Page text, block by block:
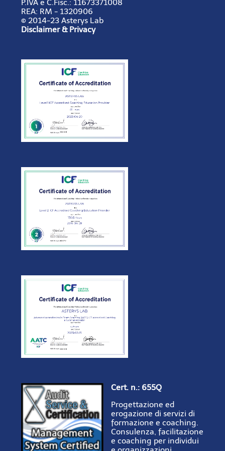
P.IVA e C.Fisc.: 11673371008
REA: RM - 1320906
© 2014-23 Asterys Lab
Disclaimer & Privacy
Cert. n.: 655Q
Progettazione ed
erogazione di servizi di
formazione e coaching.
Consulenza, facilitazione
e coaching per individui